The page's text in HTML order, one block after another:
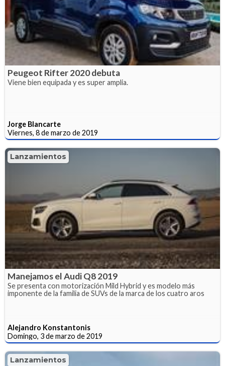
Peugeot Rifter 2020 debuta
Viene bien equipada y es super amplia.
Jorge Blancarte
Viernes, 8 de marzo de 2019
Lanzamientos
Manejamos el Audi Q8 2019
Se presenta con motorización Mild Hybrid y es modelo más
imponente de la familia de SUVs de la marca de los cuatro aros
Alejandro Konstantonis
Domingo, 3 de marzo de 2019
Lanzamientos